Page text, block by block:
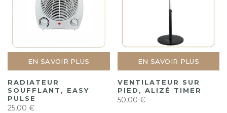
EN SAVOIR PLUS
RADIATEUR
SOUFFLANT, EASY
PULSE
25,00 €
EN SAVOIR PLUS
VENTILATEUR SUR
PIED, ALIZÉ TIMER
50,00 €